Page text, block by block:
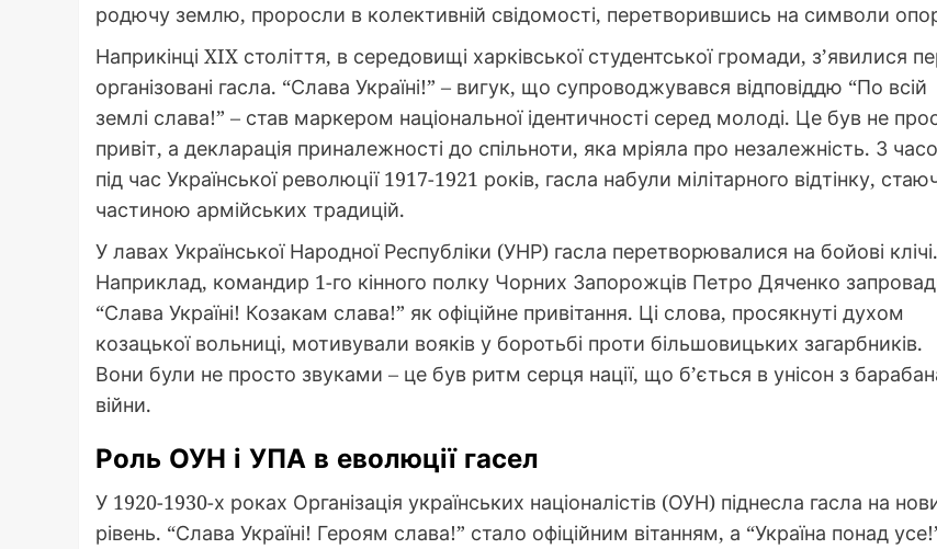
родючу землю, проросли в колективній свідомості, перетворившись на символи
Наприкінці XIX століття, в середовищі харківської студентської громади, з’явилися
організовані гасла. “Слава Україні!” – вигук, що супроводжувався відповіддю “По всій
землі слава!” – став маркером національної ідентичності серед молоді. Це був не
привіт, а декларація приналежності до спільноти, яка мріяла про незалежність. З
під час Української революції 1917-1921 років, гасла набули мілітарного відтінку,
частиною армійських традицій.
У лавах Української Народної Республіки (УНР) гасла перетворювалися на бойові клічі.
Наприклад, командир 1-го кінного полку Чорних Запорожців Петро Дяченко
“Слава Україні! Козакам слава!” як офіційне привітання. Ці слова, просякнуті духом
козацької вольниці, мотивували вояків у боротьбі проти більшовицьких загарбників.
Вони були не просто звуками – це був ритм серця нації, що б’ється в унісон з
війни.
Роль ОУН і УПА в еволюції гасел
У 1920-1930-х роках Організація українських націоналістів (ОУН) піднесла гасла на
рівень. “Слава Україні! Героям слава!” стало офіційним вітанням, а “Україна понад